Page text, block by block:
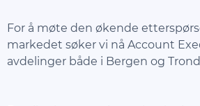
For å møte den økende
markedet søker vi nå Account
avdelinger både i Bergen og